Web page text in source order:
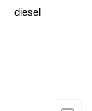
diesel